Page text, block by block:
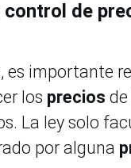
control de
es importante
los precios
La ley solo
por alguna